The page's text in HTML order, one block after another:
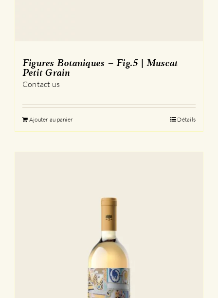
Figures Botaniques – Fig.5 | Muscat
Petit Grain
Contact us
Ajouter au panier Détails